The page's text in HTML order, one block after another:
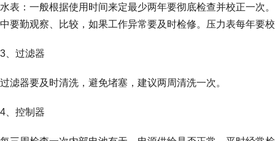
水表：一般根据使用时间来定最少两年要彻底检查并校正一次
中要勤观察、比较，如果工作异常要及时检修。压力表每年要
3、过滤器
过滤器要及时清洗，避免堵塞，建议两周清洗一次。
4、控制器